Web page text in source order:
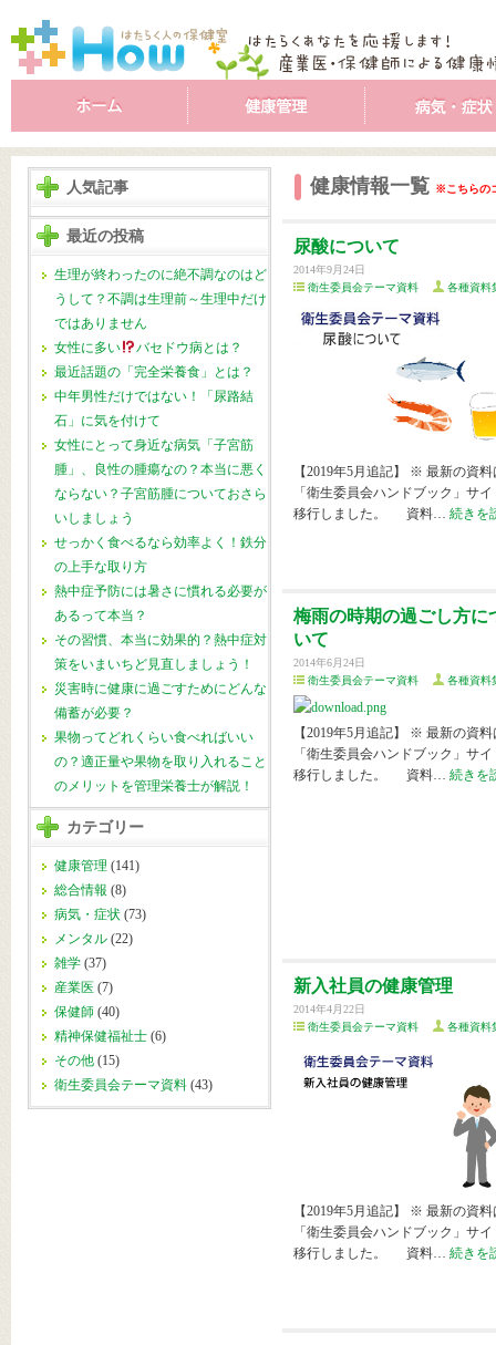
人気記事
最近の投稿
生理が終わったのに絶不調なのはど
うして？不調は生理前～生理中だけ
ではありません
女性に多い
バセドウ病とは？
最近話題の「完全栄養食」とは？
中年男性だけではない！「尿路結
石」に気を付けて
女性にとって身近な病気「子宮筋
腫」、良性の腫瘍なの？本当に悪く
ならない？子宮筋腫についておさら
いしましょう
せっかく食べるなら効率よく！鉄分
の上手な取り方
熱中症予防には暑さに慣れる必要が
あるって本当？
その習慣、本当に効果的？熱中症対
策をいまいちど見直しましょう！
災害時に健康に過ごすためにどんな
備蓄が必要？
果物ってどれくらい食べればいい
の？適正量や果物を取り入れること
のメリットを管理栄養士が解説！
カテゴリー
健康管理 (141)
総合情報 (8)
病気・症状 (73)
メンタル (22)
雑学 (37)
産業医 (7)
保健師 (40)
精神保健福祉士 (6)
その他 (15)
衛生委員会テーマ資料 (43)
健康情報一覧 ※こちらの
尿酸について
2014年9月24日
衛生委員会テーマ資料
各種資料
【2019年5月追記】 ※ 最新の資料
「衛生委員会ハンドブック」サ
移行しました。 資料… 続きを
梅雨の時期の過ごし方に
いて
2014年6月24日
衛生委員会テーマ資料
各種資料
【2019年5月追記】 ※ 最新の資料
「衛生委員会ハンドブック」サ
移行しました。 資料… 続きを
新入社員の健康管理
2014年4月22日
衛生委員会テーマ資料
各種資料
【2019年5月追記】 ※ 最新の資料
「衛生委員会ハンドブック」サ
移行しました。 資料… 続きを